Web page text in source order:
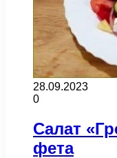
28.09.2023
0
Салат
фета